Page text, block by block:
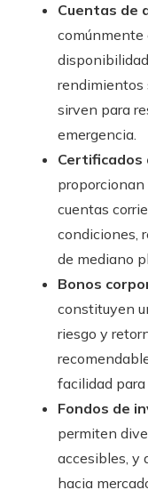
Cuentas de
comúnmente
rendimientos
sirven para
emergencia.
Certificados
cuentas
condiciones,
de mediano
Bonos
constituyen
riesgo y
facilidad
Fondos de
permiten
accesibles, y
hacia